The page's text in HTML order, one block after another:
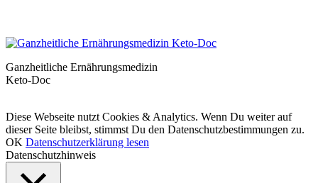
Ganzheitliche Ernährungsmedizin
Keto-Doc
Diese Webseite nutzt Cookies & Analytics. Wenn Du weiter auf
dieser Seite bleibst, stimmst Du den Datenschutzbestimmungen zu.
OK Datenschutzerklärung lesen
Datenschutzhinweis